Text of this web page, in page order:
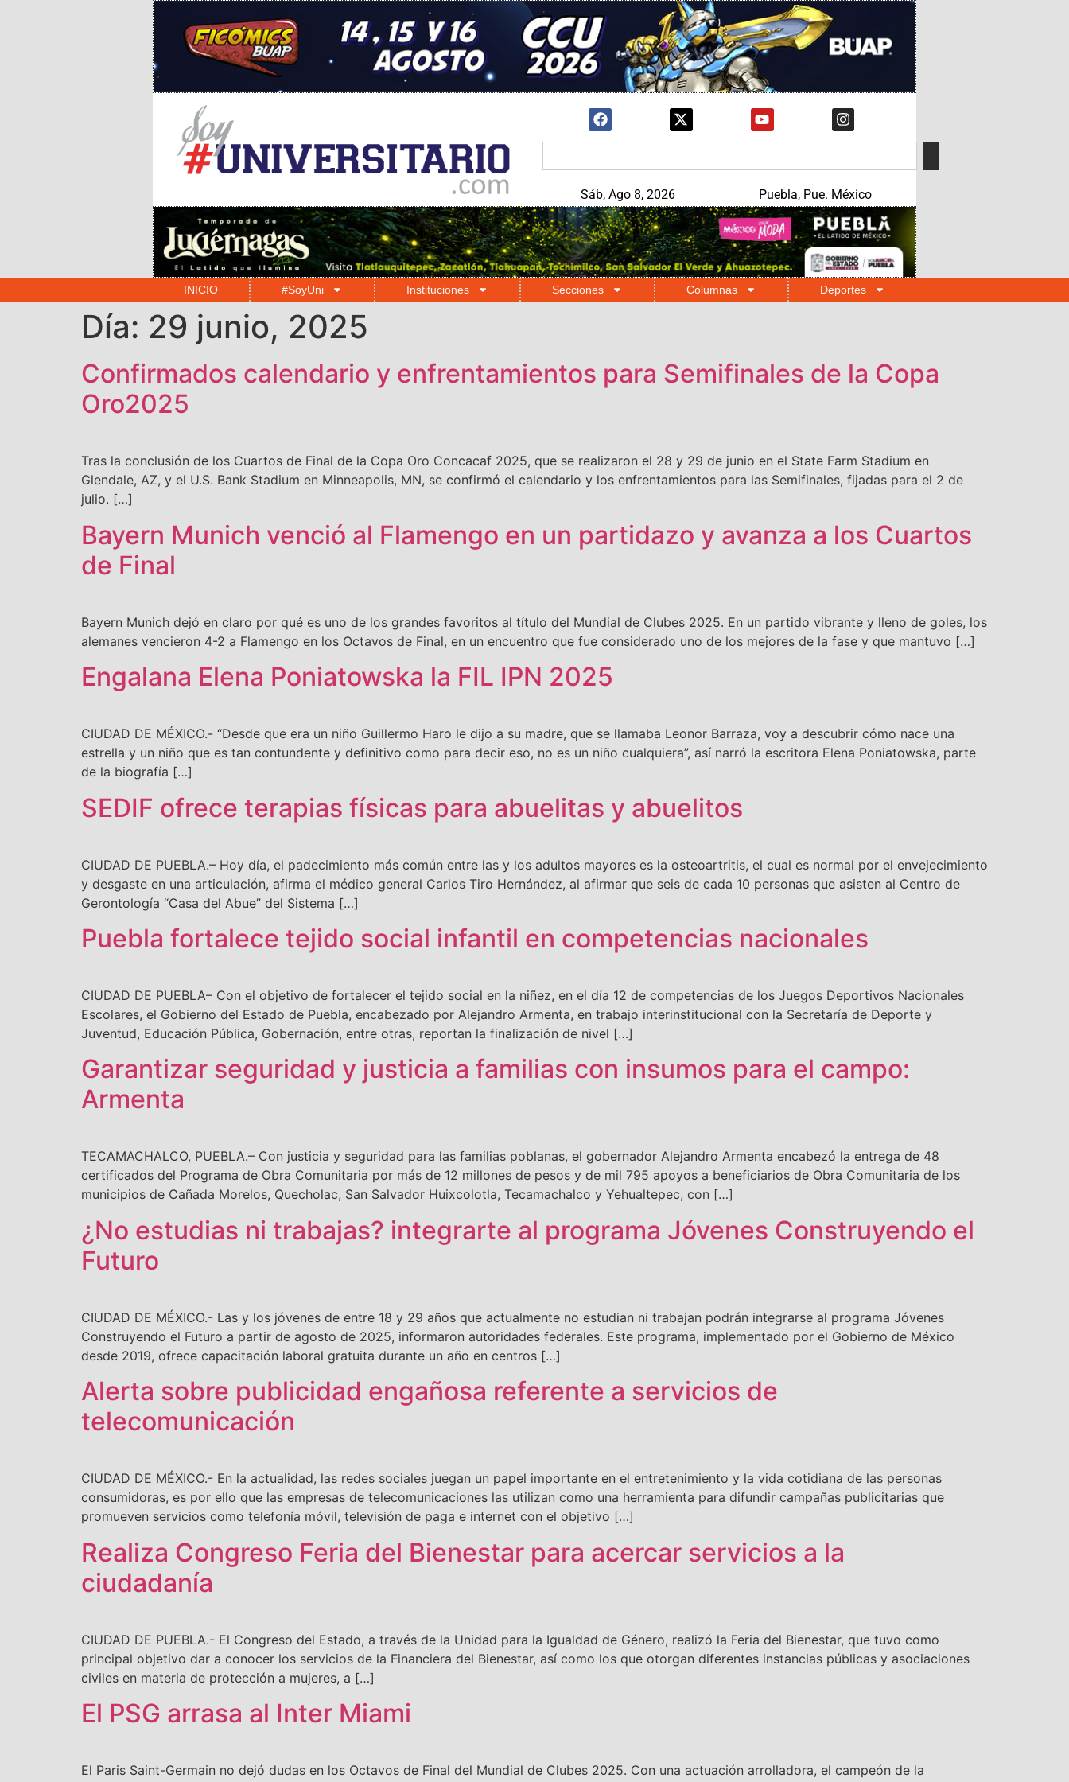
Sáb, Ago 8, 2026 Puebla, Pue. México
INICIO #SoyUni Instituciones Secciones Columnas Deportes
Día: 29 junio, 2025
Confirmados calendario y enfrentamientos para Semifinales de la Copa
Oro2025
Tras la conclusión de los Cuartos de Final de la Copa Oro Concacaf 2025, que se realizaron el 28 y 29 de junio en el State Farm Stadium en
Glendale, AZ, y el U.S. Bank Stadium en Minneapolis, MN, se confirmó el calendario y los enfrentamientos para las Semifinales, fijadas para el 2 de
julio. […]
Bayern Munich venció al Flamengo en un partidazo y avanza a los Cuartos
de Final
Bayern Munich dejó en claro por qué es uno de los grandes favoritos al título del Mundial de Clubes 2025. En un partido vibrante y lleno de goles, los
alemanes vencieron 4-2 a Flamengo en los Octavos de Final, en un encuentro que fue considerado uno de los mejores de la fase y que mantuvo […]
Engalana Elena Poniatowska la FIL IPN 2025
CIUDAD DE MÉXICO.- “Desde que era un niño Guillermo Haro le dijo a su madre, que se llamaba Leonor Barraza, voy a descubrir cómo nace una
estrella y un niño que es tan contundente y definitivo como para decir eso, no es un niño cualquiera”, así narró la escritora Elena Poniatowska, parte
de la biografía […]
SEDIF ofrece terapias físicas para abuelitas y abuelitos
CIUDAD DE PUEBLA.– Hoy día, el padecimiento más común entre las y los adultos mayores es la osteoartritis, el cual es normal por el envejecimiento
y desgaste en una articulación, afirma el médico general Carlos Tiro Hernández, al afirmar que seis de cada 10 personas que asisten al Centro de
Gerontología “Casa del Abue” del Sistema […]
Puebla fortalece tejido social infantil en competencias nacionales
CIUDAD DE PUEBLA– Con el objetivo de fortalecer el tejido social en la niñez, en el día 12 de competencias de los Juegos Deportivos Nacionales
Escolares, el Gobierno del Estado de Puebla, encabezado por Alejandro Armenta, en trabajo interinstitucional con la Secretaría de Deporte y
Juventud, Educación Pública, Gobernación, entre otras, reportan la finalización de nivel […]
Garantizar seguridad y justicia a familias con insumos para el campo:
Armenta
TECAMACHALCO, PUEBLA.– Con justicia y seguridad para las familias poblanas, el gobernador Alejandro Armenta encabezó la entrega de 48
certificados del Programa de Obra Comunitaria por más de 12 millones de pesos y de mil 795 apoyos a beneficiarios de Obra Comunitaria de los
municipios de Cañada Morelos, Quecholac, San Salvador Huixcolotla, Tecamachalco y Yehualtepec, con […]
¿No estudias ni trabajas? integrarte al programa Jóvenes Construyendo el
Futuro
CIUDAD DE MÉXICO.- Las y los jóvenes de entre 18 y 29 años que actualmente no estudian ni trabajan podrán integrarse al programa Jóvenes
Construyendo el Futuro a partir de agosto de 2025, informaron autoridades federales. Este programa, implementado por el Gobierno de México
desde 2019, ofrece capacitación laboral gratuita durante un año en centros […]
Alerta sobre publicidad engañosa referente a servicios de
telecomunicación
CIUDAD DE MÉXICO.- En la actualidad, las redes sociales juegan un papel importante en el entretenimiento y la vida cotidiana de las personas
consumidoras, es por ello que las empresas de telecomunicaciones las utilizan como una herramienta para difundir campañas publicitarias que
promueven servicios como telefonía móvil, televisión de paga e internet con el objetivo […]
Realiza Congreso Feria del Bienestar para acercar servicios a la
ciudadanía
CIUDAD DE PUEBLA.- El Congreso del Estado, a través de la Unidad para la Igualdad de Género, realizó la Feria del Bienestar, que tuvo como
principal objetivo dar a conocer los servicios de la Financiera del Bienestar, así como los que otorgan diferentes instancias públicas y asociaciones
civiles en materia de protección a mujeres, a […]
El PSG arrasa al Inter Miami
El Paris Saint-Germain no dejó dudas en los Octavos de Final del Mundial de Clubes 2025. Con una actuación arrolladora, el campeón de la